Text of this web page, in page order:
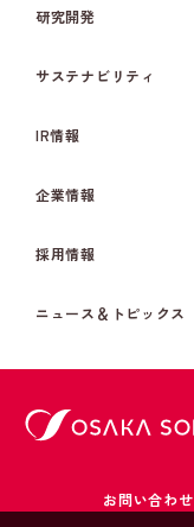
研究開発
サステナビリティ
IR情報
企業情報
採用情報
ニュース＆トピックス
お問い合わせ